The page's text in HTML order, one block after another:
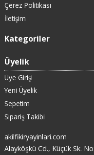
Çerez Politikası
İletişim
Kategoriler
Üyelik
Üye Girişi
Yeni Üyelik
Sepetim
Sipariş Takibi
akilfikiryayinlari.com
Alayköşkü Cd., Küçük Sk.